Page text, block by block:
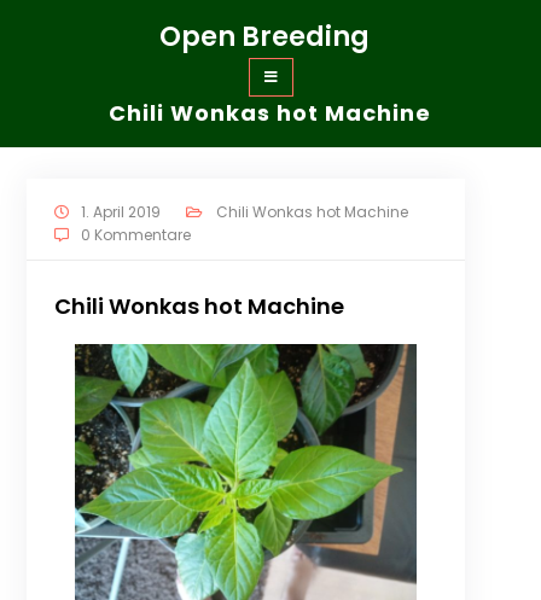
Open Breeding
Chili Wonkas hot Machine
1. April 2019
Chili Wonkas hot Machine
0 Kommentare
Chili Wonkas hot Machine